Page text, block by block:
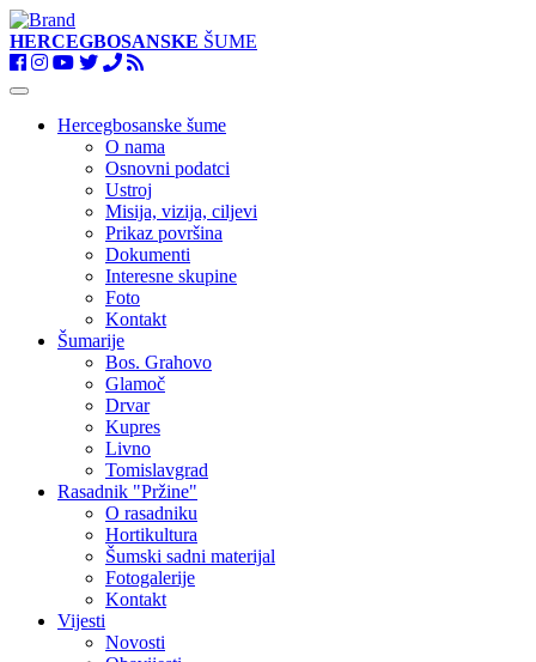
HERCEGBOSANSKE ŠUME
Toggle
navigationHercegbosanske šume
O nama
Osnovni podatci
Ustroj
Misija, vizija, ciljevi
Prikaz površina
Dokumenti
Interesne skupine
Foto
Kontakt
Šumarije
Bos. Grahovo
Glamoč
Drvar
Kupres
Livno
Tomislavgrad
Rasadnik "Pržine"
O rasadniku
Hortikultura
Šumski sadni materijal
Fotogalerije
Kontakt
Vijesti
Novosti